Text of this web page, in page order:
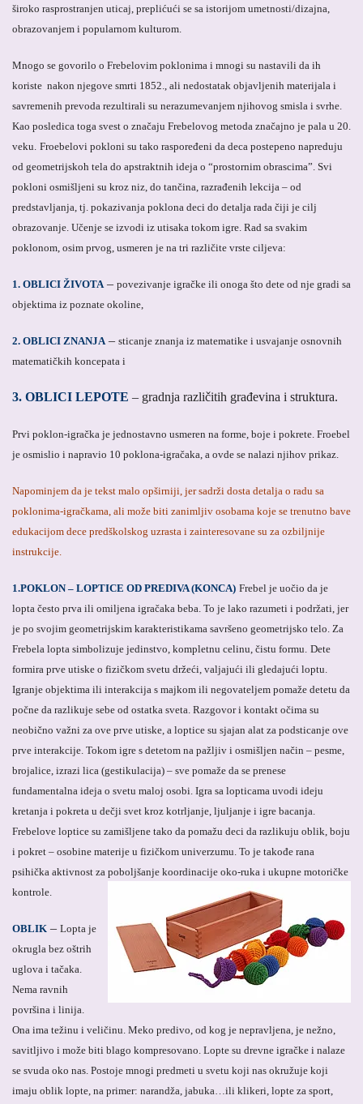
široko rasprostranjen uticaj, preplićući se sa istorijom umetnosti/dizajna,
obrazovanjem i popularnom kulturom.
Mnogo se govorilo o Frebelovim poklonima i mnogi su nastavili da ih
koriste nakon njegove smrti 1852., ali nedostatak objavljenih materijala i
savremenih prevoda rezultirali su nerazumevanjem njihovog smisla i svrhe.
Kao posledica toga svest o značaju Frebelovog metoda značajno je pala u 20.
veku. Froebelovi pokloni su tako raspoređeni da deca postepeno napreduju
od geometrijskoh tela do apstraktnih ideja o “prostornim obrascima”. Svi
pokloni osmišljeni su kroz niz, do tančina, razrađenih lekcija – od
predstavljanja, tj. pokazivanja poklona deci do detalja rada čiji je cilj
obrazovanje. Učenje se izvodi iz utisaka tokom igre. Rad sa svakim
poklonom, osim prvog, usmeren je na tri različite vrste ciljeva:
1. OBLICI ŽIVOTA – povezivanje igračke ili onoga što dete od nje gradi sa
objektima iz poznate okoline,
2. OBLICI ZNANJA – sticanje znanja iz matematike i usvajanje osnovnih
matematičkih koncepata i
3. OBLICI LEPOTE – gradnja različitih građevina i struktura.
Prvi poklon-igračka je jednostavno usmeren na forme, boje i pokrete. Froebel
je osmislio i napravio 10 poklona-igračaka, a ovde se nalazi njihov prikaz.
Napominjem da je tekst malo opširniji, jer sadrži dosta detalja o radu sa
poklonima-igračkama, ali može biti zanimljiv osobama koje se trenutno bave
edukacijom dece predškolskog uzrasta i zainteresovane su za ozbiljnije
instrukcije.
1.POKLON – LOPTICE OD PREDIVA (KONCA) Frebel je uočio da je
lopta često prva ili omiljena igračaka beba. To je lako razumeti i podržati, jer
je po svojim geometrijskim karakteristikama savršeno geometrijsko telo. Za
Frebela lopta simbolizuje jedinstvo, kompletnu celinu, čistu formu. Dete
formira prve utiske o fizičkom svetu držeći, valjajući ili gledajući loptu.
Igranje objektima ili interakcija s majkom ili negovateljem pomaže detetu da
počne da razlikuje sebe od ostatka sveta. Razgovor i kontakt očima su
neobično važni za ove prve utiske, a loptice su sjajan alat za podsticanje ove
prve interakcije. Tokom igre s detetom na pažljiv i osmišljen način – pesme,
brojalice, izrazi lica (gestikulacija) – sve pomaže da se prenese
fundamentalna ideja o svetu maloj osobi. Igra sa lopticama uvodi ideju
kretanja i pokreta u dečji svet kroz kotrljanje, ljuljanje i igre bacanja.
Frebelove loptice su zamišljene tako da pomažu deci da razlikuju oblik, boju
i pokret – osobine materije u fizičkom univerzumu. To je takođe rana
psihička aktivnost za poboljšanje koordinacije oko-ruka i ukupne motoričke
kontrole.
OBLIK – Lopta je
okrugla bez oštrih
uglova i tačaka.
Nema ravnih
površina i linija.
Ona ima težinu i veličinu. Meko predivo, od kog je nepravljena, je nežno,
savitljivo i može biti blago kompresovano. Lopte su drevne igračke i nalaze
se svuda oko nas. Postoje mnogi predmeti u svetu koji nas okružuje koji
imaju oblik lopte, na primer: narandža, jabuka…ili klikeri, lopte za sport,